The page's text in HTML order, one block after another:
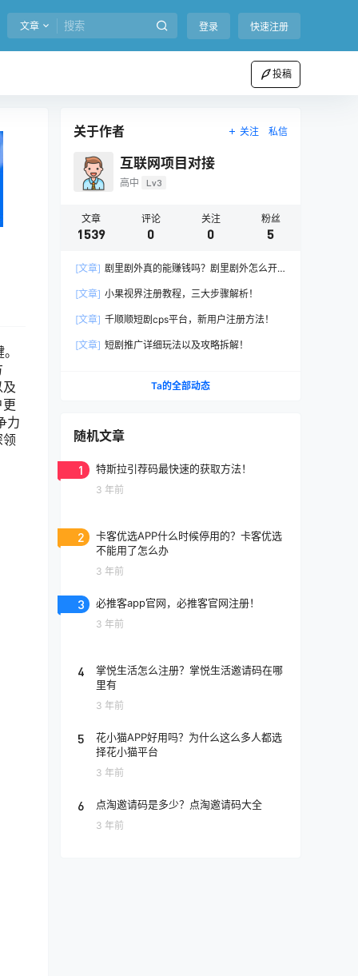
文章 登录 快速注册
投稿
力
领
关于作者 关注 私信
互联网项目对接
高中 Lv3
文章
1539
评论
0
关注
0
粉丝
5
[文章] 剧里剧外真的能赚钱吗？剧里剧外怎么开
[文章] 小果视界注册教程，三大步骤解析！
[文章] 千顺顺短剧cps平台，新用户注册方法！
[文章] 短剧推广详细玩法以及攻略拆解！
Ta的全部动态
随机文章
1 特斯拉引荐码最快速的获取方法！
3 年前
2
卡客优选APP什么时候停用的？卡客优选
不能用了怎么办
3 年前
3 必推客app官网，必推客官网注册！
3 年前
4
掌悦生活怎么注册？掌悦生活邀请码在哪
里有
3 年前
5
花小猫APP好用吗？为什么这么多人都选
择花小猫平台
3 年前
6 点淘邀请码是多少？点淘邀请码大全
3 年前